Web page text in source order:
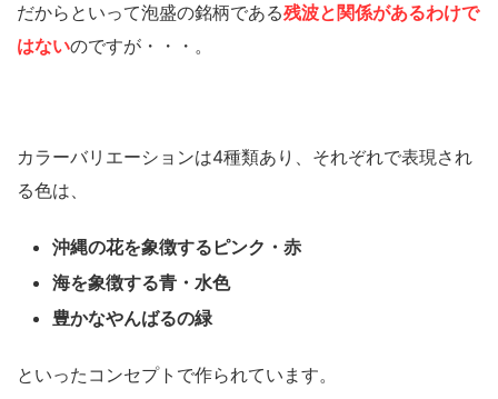
だからといって泡盛の銘柄である残波と関係があるわけで
はないのですが・・・。
カラーバリエーションは4種類あり、それぞれで表現され
る色は、
沖縄の花を象徴するピンク・赤
海を象徴する青・水色
豊かなやんばるの緑
といったコンセプトで作られています。